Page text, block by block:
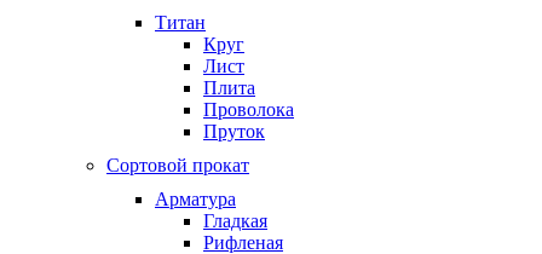
Титан
Круг
Лист
Плита
Проволока
Пруток
Сортовой прокат
Арматура
Гладкая
Рифленая